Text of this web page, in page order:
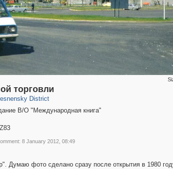
торговли
District
396
В/О "Международная книга"
8 January 2012, 08:49
Думаю фото сделано сразу после открытия в 1980